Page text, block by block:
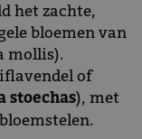
het zachte,
bloemen van
mollis).
of
stoechas), met